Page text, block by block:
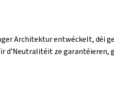
Architektur entwéckelt, déi
d’Neutralitéit ze